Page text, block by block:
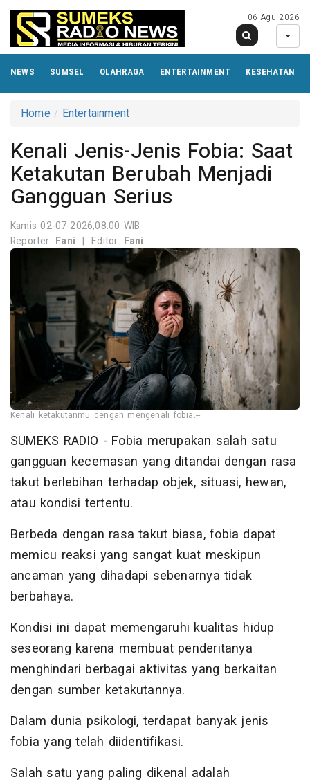
06 Agu 2026
NEWS SUMSEL OLAHRAGA ENTERTAINMENT KESEHATAN
Home Entertainment
Kenali Jenis-Jenis Fobia: Saat
Ketakutan Berubah Menjadi
Gangguan Serius
Kamis 02-07-2026,08:00 WIB
Reporter: Fani | Editor: Fani
Kenali ketakutanmu dengan mengenali fobia.--
SUMEKS RADIO - Fobia merupakan salah satu
gangguan kecemasan yang ditandai dengan rasa
takut berlebihan terhadap objek, situasi, hewan,
atau kondisi tertentu.
Berbeda dengan rasa takut biasa, fobia dapat
memicu reaksi yang sangat kuat meskipun
ancaman yang dihadapi sebenarnya tidak
berbahaya.
Kondisi ini dapat memengaruhi kualitas hidup
seseorang karena membuat penderitanya
menghindari berbagai aktivitas yang berkaitan
dengan sumber ketakutannya.
Dalam dunia psikologi, terdapat banyak jenis
fobia yang telah diidentifikasi.
Salah satu yang paling dikenal adalah